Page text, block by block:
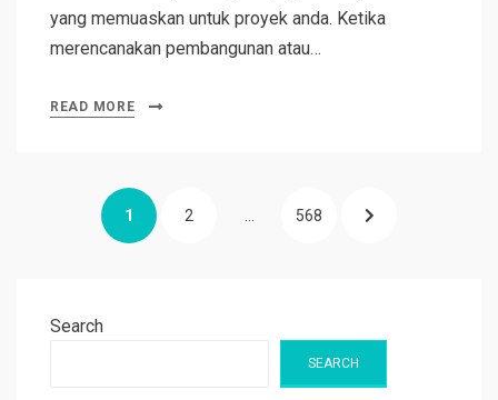
yang memuaskan untuk proyek anda. Ketika
merencanakan pembangunan atau…
READ MORE
pagination
PAGE
1 PAGE
2 … PAGE
568 NEXT
Search
SEARCH